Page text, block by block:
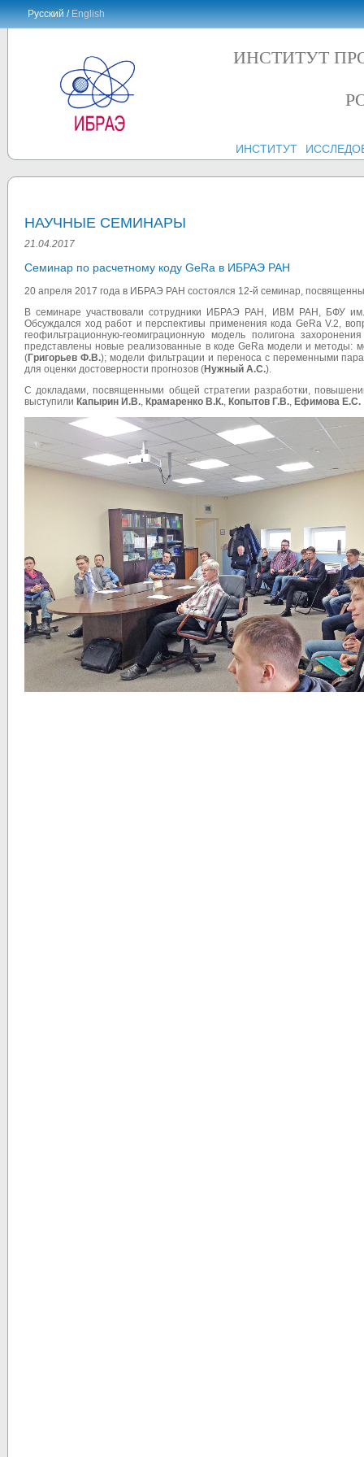
Русский /English
ИНСТИТУТ
ИНСТИТУТ
НАУЧНЫЕ СЕМИНАРЫ
21.04.2017
Семинар по расчетному коду GeRa в ИБРАЭ РАН
20 апреля 2017 года в ИБРАЭ РАН состоялся 12-й семинар,
В семинаре участвовали сотрудники ИБРАЭ РАН, ИВМ РАН, БФУ
Обсуждался ход работ и перспективы применения кода GeRa V.2,
геофильтрационную-геомиграционную модель полигона
представлены новые реализованные в коде GeRa модели и методы:
(Григорьев Ф.В.); модели фильтрации и переноса с переменными
для оценки достоверности прогнозов (Нужный А.С.).
С докладами, посвященными общей стратегии разработки,
выступили Капырин И.В., Крамаренко В.К., Копытов Г.В., Ефимова Е.С.